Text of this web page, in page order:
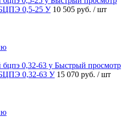
0,5-25 У 10 505 руб. / шт
Быстрый просмотр
0,32-63 У 15 070 руб. / шт